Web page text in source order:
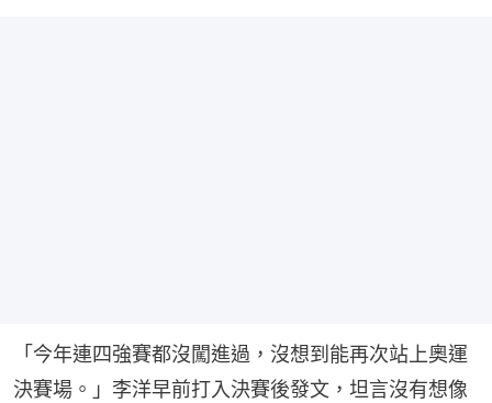
「今年連四強賽都沒闖進過，沒想到能再次站上奧運
決賽場。」李洋早前打入決賽後發文，坦言沒有想像